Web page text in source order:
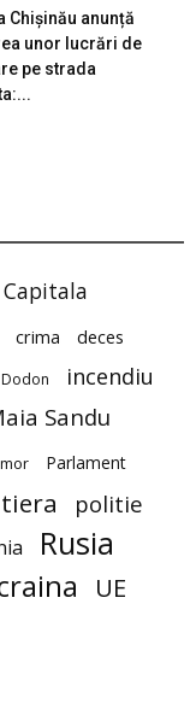
Chișinău anunță
unor lucrări de
pe strada
Capitala
crima deces
incendiu
Sandu
Parlament
politie
Rusia
UE